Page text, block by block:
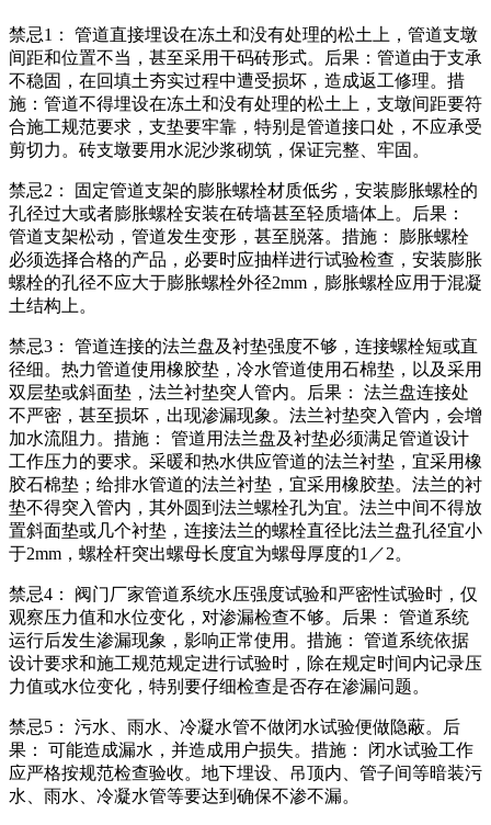
禁忌1： 管道直接埋设在冻土和没有处理的松土上，管道支墩
间距和位置不当，甚至采用干码砖形式。后果：管道由于支承
不稳固，在回填土夯实过程中遭受损坏，造成返工修理。措
施：管道不得埋设在冻土和没有处理的松土上，支墩间距要符
合施工规范要求，支垫要牢靠，特别是管道接口处，不应承受
剪切力。砖支墩要用水泥沙浆砌筑，保证完整、牢固。
禁忌2： 固定管道支架的膨胀螺栓材质低劣，安装膨胀螺栓的
孔径过大或者膨胀螺栓安装在砖墙甚至轻质墙体上。后果：
管道支架松动，管道发生变形，甚至脱落。措施： 膨胀螺栓
必须选择合格的产品，必要时应抽样进行试验检查，安装膨胀
螺栓的孔径不应大于膨胀螺栓外径2mm，膨胀螺栓应用于混凝
土结构上。
禁忌3： 管道连接的法兰盘及衬垫强度不够，连接螺栓短或直
径细。热力管道使用橡胶垫，冷水管道使用石棉垫，以及采用
双层垫或斜面垫，法兰衬垫突人管内。后果： 法兰盘连接处
不严密，甚至损坏，出现渗漏现象。法兰衬垫突入管内，会增
加水流阻力。措施： 管道用法兰盘及衬垫必须满足管道设计
工作压力的要求。采暖和热水供应管道的法兰衬垫，宜采用橡
胶石棉垫；给排水管道的法兰衬垫，宜采用橡胶垫。法兰的衬
垫不得突入管内，其外圆到法兰螺栓孔为宜。法兰中间不得放
置斜面垫或几个衬垫，连接法兰的螺栓直径比法兰盘孔径宜小
于2mm，螺栓杆突出螺母长度宜为螺母厚度的1／2。
禁忌4： 阀门厂家管道系统水压强度试验和严密性试验时，仅
观察压力值和水位变化，对渗漏检查不够。后果： 管道系统
运行后发生渗漏现象，影响正常使用。措施： 管道系统依据
设计要求和施工规范规定进行试验时，除在规定时间内记录压
力值或水位变化，特别要仔细检查是否存在渗漏问题。
禁忌5： 污水、雨水、冷凝水管不做闭水试验便做隐蔽。后
果： 可能造成漏水，并造成用户损失。措施： 闭水试验工作
应严格按规范检查验收。地下埋设、吊顶内、管子间等暗装污
水、雨水、冷凝水管等要达到确保不渗不漏。